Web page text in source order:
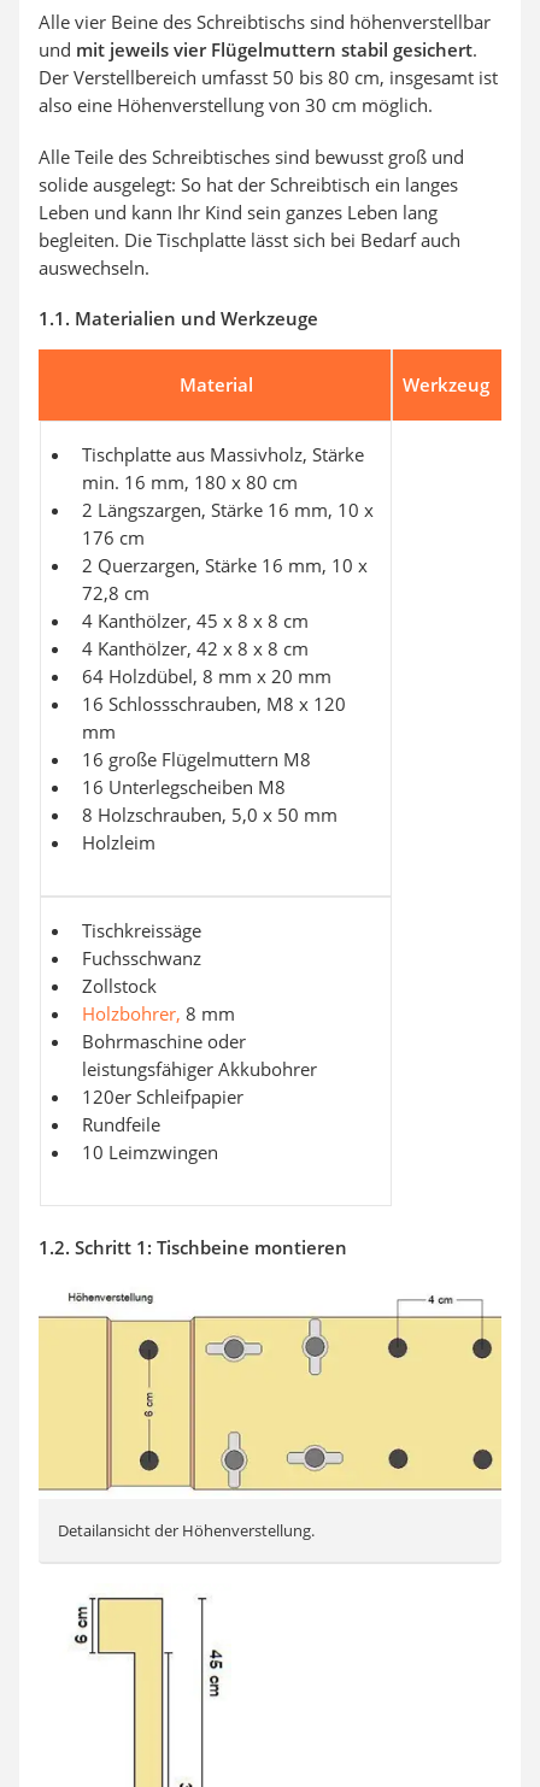
Alle vier Beine des Schreibtischs sind höhenverstellbar
und mit jeweils vier Flügelmuttern stabil gesichert.
Der Verstellbereich umfasst 50 bis 80 cm, insgesamt ist
also eine Höhenverstellung von 30 cm möglich.
Alle Teile des Schreibtisches sind bewusst groß und
solide ausgelegt: So hat der Schreibtisch ein langes
Leben und kann Ihr Kind sein ganzes Leben lang
begleiten. Die Tischplatte lässt sich bei Bedarf auch
auswechseln.
1.1. Materialien und Werkzeuge
Material Werkzeug
Tischplatte aus Massivholz, Stärke
min. 16 mm, 180 x 80 cm
2 Längszargen, Stärke 16 mm, 10 x
176 cm
2 Querzargen, Stärke 16 mm, 10 x
72,8 cm
4 Kanthölzer, 45 x 8 x 8 cm
4 Kanthölzer, 42 x 8 x 8 cm
64 Holzdübel, 8 mm x 20 mm
16 Schlossschrauben, M8 x 120
mm
16 große Flügelmuttern M8
16 Unterlegscheiben M8
8 Holzschrauben, 5,0 x 50 mm
Holzleim
Tischkreissäge
Fuchsschwanz
Zollstock
Holzbohrer, 8 mm
Bohrmaschine oder
leistungsfähiger Akkubohrer
120er Schleifpapier
Rundfeile
10 Leimzwingen
1.2. Schritt 1: Tischbeine montieren
Detailansicht der Höhenverstellung.